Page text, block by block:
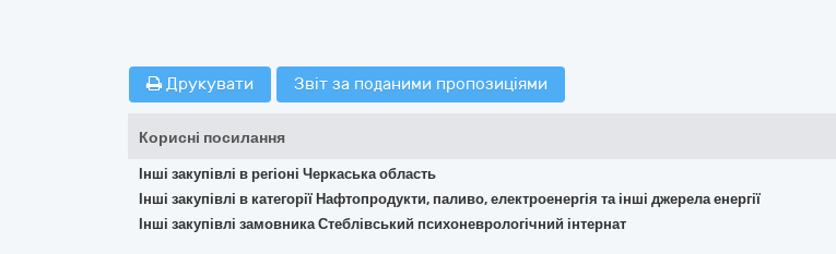
Друкувати Звіт за поданими пропозиціями
Корисні посилання
Інші закупівлі в регіоні Черкаська область
Інші закупівлі в категорії Нафтопродукти, паливо, електроенергія та інші джерела енергії
Інші закупівлі замовника Стеблівський психоневрологічний інтернат